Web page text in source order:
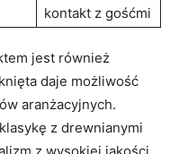
kontakt z gośćmi
jest również
daje możliwość
aranżacyjnych.
z drewnianymi